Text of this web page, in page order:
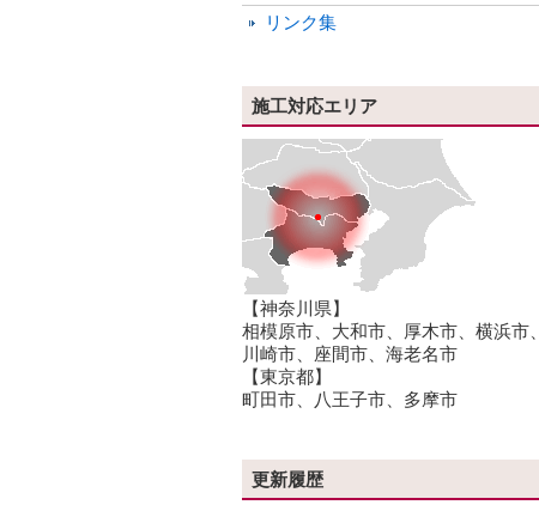
リンク集
施工対応エリア
【神奈川県】
相模原市、大和市、厚木市、横浜市、
川崎市、座間市、海老名市
【東京都】
町田市、八王子市、多摩市
更新履歴